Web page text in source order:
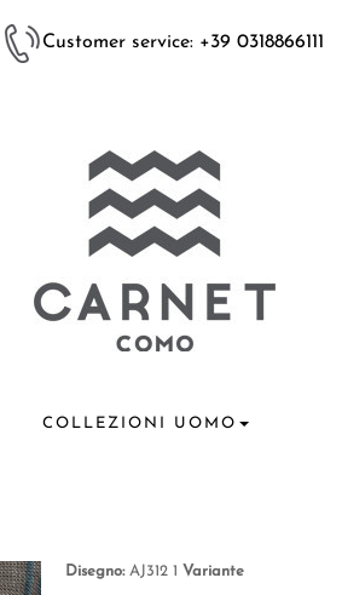
Customer service: +39 0318866111
COLLEZIONI UOMO
Disegno: AJ312 1 Variante